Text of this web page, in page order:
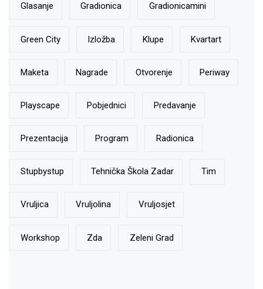
Glasanje Gradionica Gradionicamini
Green City Izložba Klupe Kvartart
Maketa Nagrade Otvorenje Periway
Playscape Pobjednici Predavanje
Prezentacija Program Radionica
Stupbystup Tehnička Škola Zadar Tim
Vruljica Vruljolina Vruljosjet
Workshop Zda Zeleni Grad